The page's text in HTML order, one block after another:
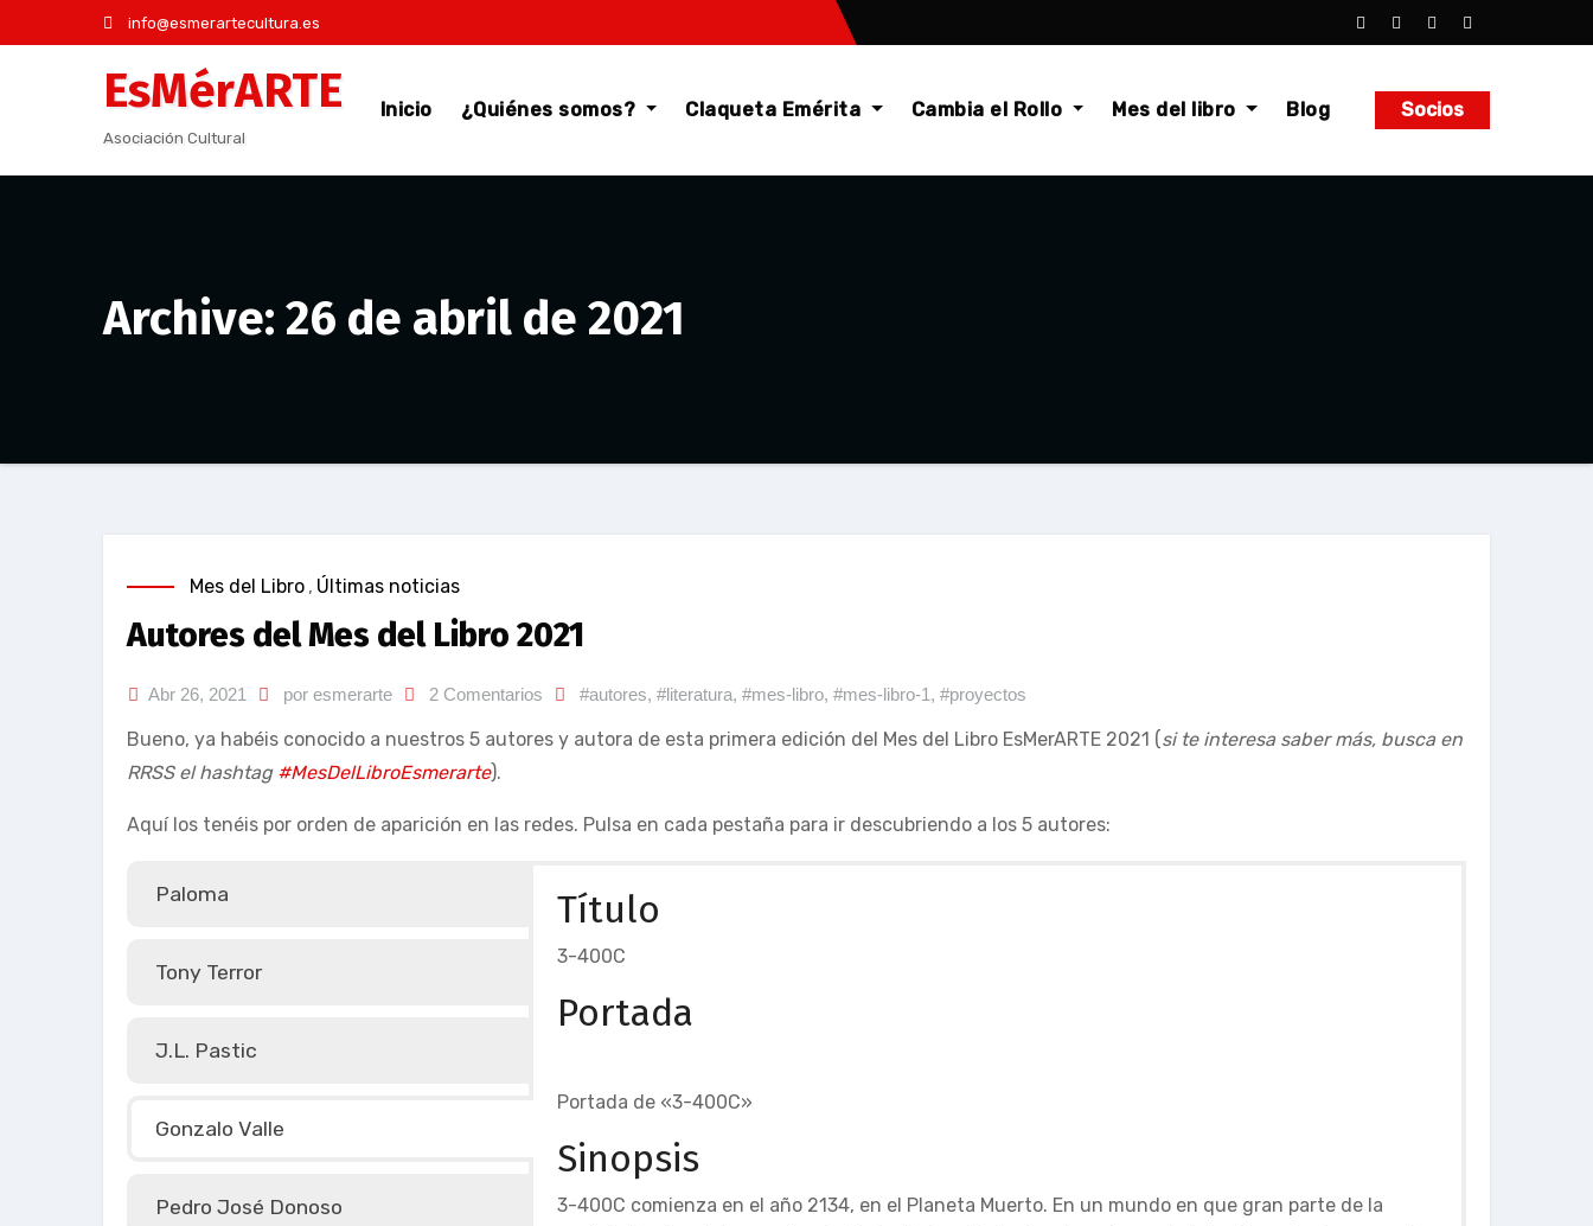
al
info@esmerartecultura.es
EsMérARTE
Asociación Cultural
Inicio ¿Quiénes somos? Claqueta Emérita Cambia el Rollo Mes del libro Blog Socios
Archive: 26 de abril de 2021
Mes del Libro , Últimas noticias
Autores del Mes del Libro 2021
Abr 26, 2021 por esmerarte 2 Comentarios #autores, #literatura, #mes-libro, #mes-libro-1 , #proyectos
Bueno, ya habéis conocido a nuestros 5 autores y autora de esta primera edición del Mes del Libro EsMerARTE 2021 (si te interesa saber más, busca en
RRSS el hashtag #MesDelLibroEsmerarte).
Aquí los tenéis por orden de aparición en las redes. Pulsa en cada pestaña para ir descubriendo a los 5 autores:
Paloma
Tony Terror
J.L. Pastic
Gonzalo Valle
Pedro José Donoso
Título
3-400C
Portada
Portada de «3-400C»
Sinopsis
3-400C comienza en el año 2134, en el Planeta Muerto. En un mundo en que gran parte de la